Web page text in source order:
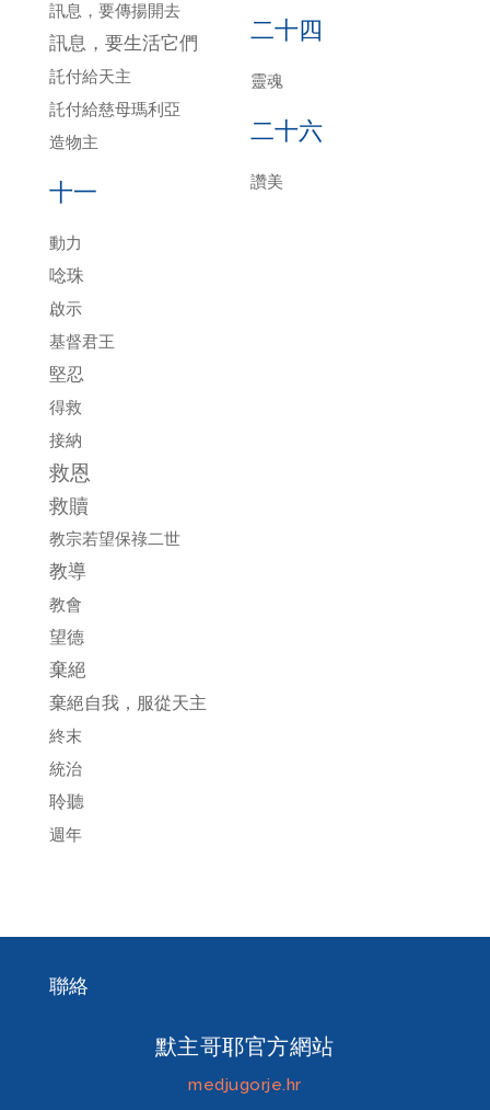
訊息，要傳揚開去
訊息，要生活它們
託付給天主
託付給慈母瑪利亞
造物主
十一
動力
唸珠
啟示
基督君王
堅忍
得救
接納
救恩
救贖
教宗若望保祿二世
教導
教會
望德
棄絕
棄絕自我，服從天主
終末
統治
聆聽
週年
二十四
靈魂
二十六
讚美
聯絡
默主哥耶官方網站
medjugorje.hr